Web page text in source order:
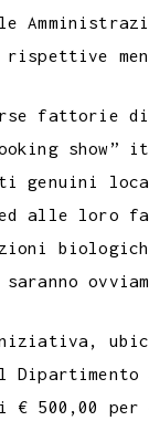
fattorie
show”
genuini
alle loro
500,00 per